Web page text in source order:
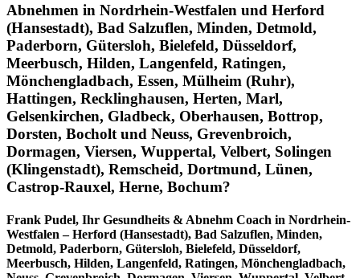
Abnehmen in Nordrhein-Westfalen und Herford
(Hansestadt), Bad Salzuflen, Minden, Detmold,
Paderborn, Gütersloh, Bielefeld, Düsseldorf,
Meerbusch, Hilden, Langenfeld, Ratingen,
Mönchengladbach, Essen, Mülheim (Ruhr),
Hattingen, Recklinghausen, Herten, Marl,
Gelsenkirchen, Gladbeck, Oberhausen, Bottrop,
Dorsten, Bocholt und Neuss, Grevenbroich,
Dormagen, Viersen, Wuppertal, Velbert, Solingen
(Klingenstadt), Remscheid, Dortmund, Lünen,
Castrop-Rauxel, Herne, Bochum?
Frank Pudel, Ihr Gesundheits & Abnehm Coach in Nordrhein-
Westfalen – Herford (Hansestadt), Bad Salzuflen, Minden,
Detmold, Paderborn, Gütersloh, Bielefeld, Düsseldorf,
Meerbusch, Hilden, Langenfeld, Ratingen, Mönchengladbach,